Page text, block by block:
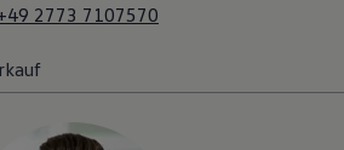
2773 7107570